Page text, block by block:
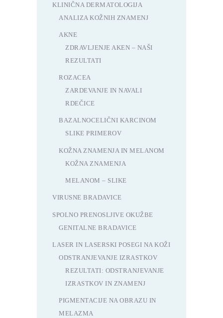
KLINIČNA DERMATOLOGIJA
ANALIZA KOŽNIH ZNAMENJ
AKNE
ZDRAVLJENJE AKEN – NAŠI
REZULTATI
ROZACEA
ZARDEVANJE IN NAVALI
RDEČICE
BAZALNOCELIČNI KARCINOM
SLIKE PRIMEROV
KOŽNA ZNAMENJA IN MELANOM
KOŽNA ZNAMENJA
MELANOM – SLIKE
VIRUSNE BRADAVICE
SPOLNO PRENOSLJIVE OKUŽBE
GENITALNE BRADAVICE
LASER IN LASERSKI POSEGI NA KOŽI
ODSTRANJEVANJE IZRASTKOV
REZULTATI: ODSTRANJEVANJE
IZRASTKOV IN ZNAMENJ
PIGMENTACIJE NA OBRAZU IN
MELAZMA